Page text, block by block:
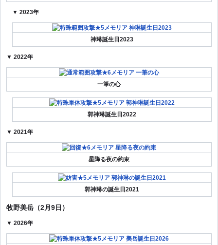
▼ 2023年
神琳誕生日2023
▼ 2022年
一筆の心
郭神琳誕生日2022
▼ 2021年
星降る夜の約束
郭神琳の誕生日2021
牧野美岳（2月9日）
▼ 2026年